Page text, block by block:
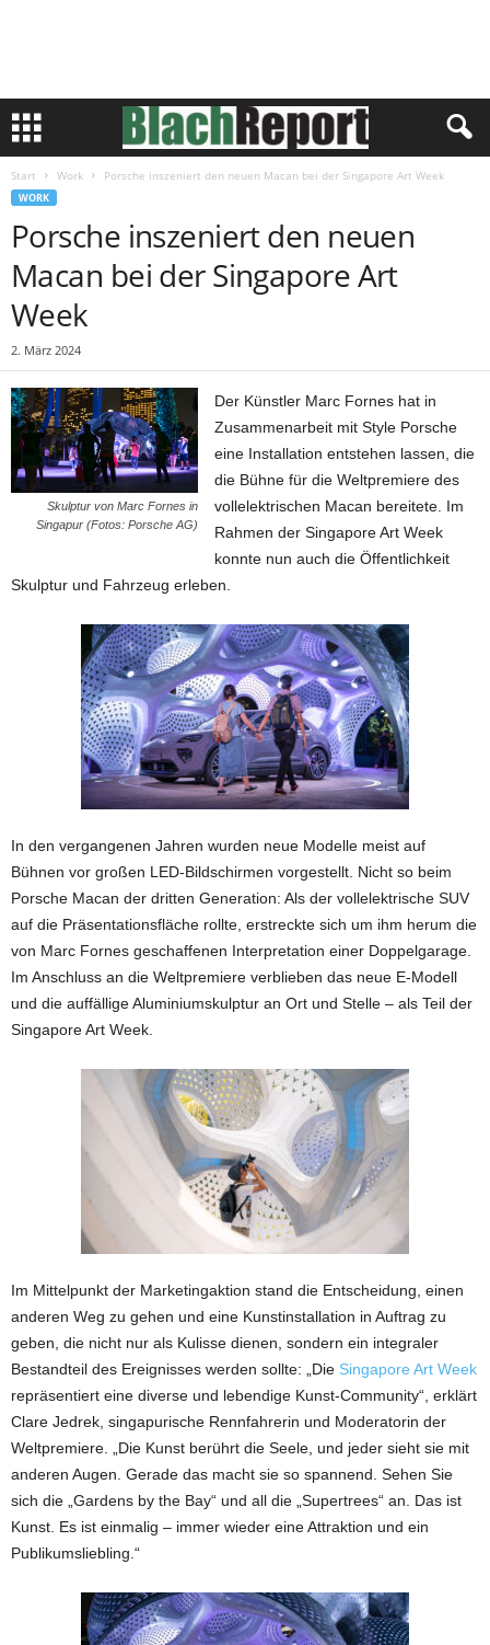
Start Work Porsche inszeniert den neuen Macan bei der Singapore Art Week
WORK
Porsche inszeniert den neuen
Macan bei der Singapore Art
Week
2. März 2024
Skulptur von Marc Fornes in
Singapur (Fotos: Porsche AG)
Der Künstler Marc Fornes hat in
Zusammenarbeit mit Style Porsche
eine Installation entstehen lassen, die
die Bühne für die Weltpremiere des
vollelektrischen Macan bereitete. Im
Rahmen der Singapore Art Week
konnte nun auch die Öffentlichkeit
Skulptur und Fahrzeug erleben.
In den vergangenen Jahren wurden neue Modelle meist auf
Bühnen vor großen LED-Bildschirmen vorgestellt. Nicht so beim
Porsche Macan der dritten Generation: Als der vollelektrische SUV
auf die Präsentationsfläche rollte, erstreckte sich um ihm herum die
von Marc Fornes geschaffenen Interpretation einer Doppelgarage.
Im Anschluss an die Weltpremiere verblieben das neue E-Modell
und die auffällige Aluminiumskulptur an Ort und Stelle – als Teil der
Singapore Art Week.
Im Mittelpunkt der Marketingaktion stand die Entscheidung, einen
anderen Weg zu gehen und eine Kunstinstallation in Auftrag zu
geben, die nicht nur als Kulisse dienen, sondern ein integraler
Bestandteil des Ereignisses werden sollte: „Die Singapore Art Week
repräsentiert eine diverse und lebendige Kunst-Community“, erklärt
Clare Jedrek, singapurische Rennfahrerin und Moderatorin der
Weltpremiere. „Die Kunst berührt die Seele, und jeder sieht sie mit
anderen Augen. Gerade das macht sie so spannend. Sehen Sie
sich die „Gardens by the Bay“ und all die „Supertrees“ an. Das ist
Kunst. Es ist einmalig – immer wieder eine Attraktion und ein
Publikumsliebling.“